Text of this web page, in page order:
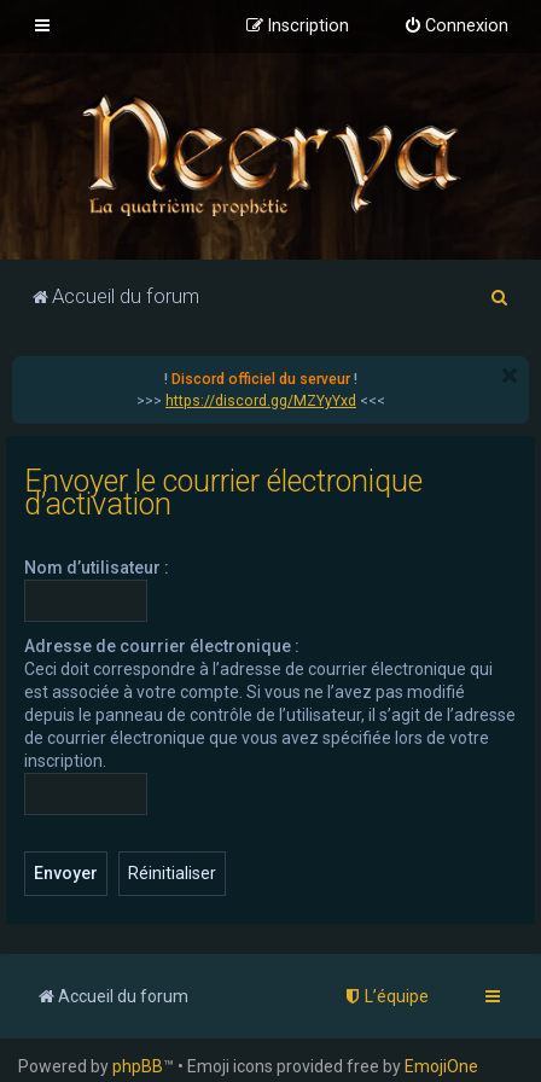
Connexion
Inscription
Accueil du forum
! Discord officiel du serveur!
>>> https://discord.gg/MZYyYxd <<<
Envoyer le courrier électronique
d’activation
Nom d’utilisateur :
Adresse de courrier électronique :
Ceci doit correspondre à l’adresse de courrier électronique qui
est associée à votre compte. Si vous ne l’avez pas modifié
depuis le panneau de contrôle de l’utilisateur, il s’agit de l’adresse
de courrier électronique que vous avez spécifiée lors de votre
inscription.
Accueil du forum L’équipe
Powered byphpBB™ • Emoji icons provided free by EmojiOne